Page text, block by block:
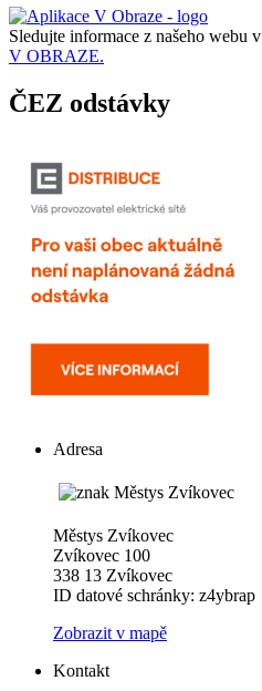
Sledujte informace z našeho webu v
V OBRAZE.
ČEZ odstávky
Adresa
Městys Zvíkovec
Zvíkovec 100
338 13 Zvíkovec
ID datové schránky: z4ybrap
Zobrazit v mapě
Kontakt